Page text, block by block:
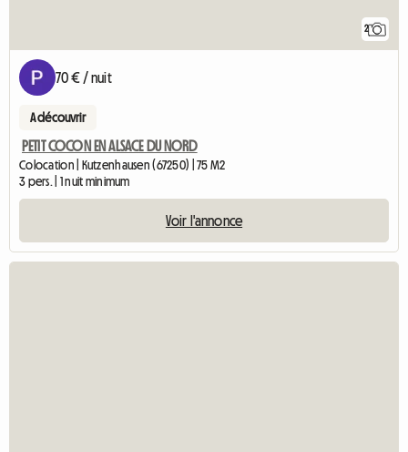
2
70 € / nuit
A découvrir
PETIT COCON EN ALSACE DU NORD
Colocation | Kutzenhausen (67250) | 75 M2
3 pers. | 1 nuit minimum
Voir l'annonce